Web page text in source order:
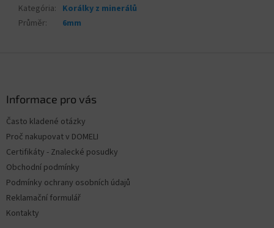
Kategória: Korálky z minerálů
Průměr: 6mm
Informace pro vás
Často kladené otázky
Proč nakupovat v DOMELI
Certifikáty - Znalecké posudky
Obchodní podmínky
Podmínky ochrany osobních údajů
Reklamační formulář
Kontakty